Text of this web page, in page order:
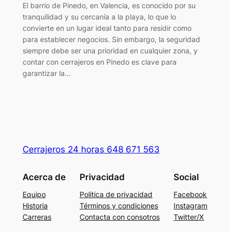
El barrio de Pinedo, en Valencia, es conocido por su
tranquilidad y su cercanía a la playa, lo que lo
convierte en un lugar ideal tanto para residir como
para establecer negocios. Sin embargo, la seguridad
siempre debe ser una prioridad en cualquier zona, y
contar con cerrajeros en Pinedo es clave para
garantizar la…
Cerrajeros 24 horas 648 671 563
Acerca de
Equipo
Historia
Carreras
Privacidad
Política de privacidad
Términos y condiciones
Contacta con consotros
Social
Facebook
Instagram
Twitter/X